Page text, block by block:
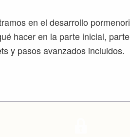
en el desarrollo
hacer en la parte inicial,
y pasos avanzados incluidos.